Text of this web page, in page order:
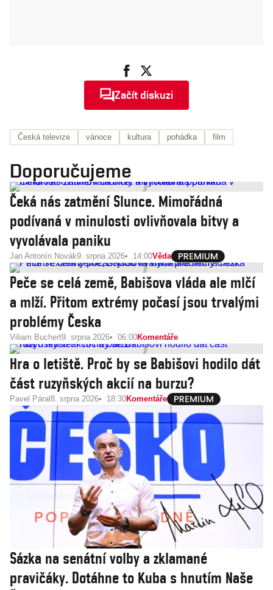
Začít diskuzi
Česká televize vánoce kultura pohádka film
Doporučujeme
Čeká nás zatmění Slunce. Mimořádná
podívaná v minulosti ovlivňovala bitvy a
vyvolávala paniku
Jan Antonín Novák9. srpna 2026 14:00Věda
Peče se celá země, Babišova vláda ale mlčí
a mlží. Přitom extrémy počasí jsou trvalými
problémy Česka
Viliam Buchert9. srpna 2026 06:00Komentáře
Hra o letiště. Proč by se Babišovi hodilo dát
část ruzyňských akcií na burzu?
Pavel Páral 8. srpna 2026 18:30Komentáře
Sázka na senátní volby a zklamané
pravičáky. Dotáhne to Kuba s hnutím Naše